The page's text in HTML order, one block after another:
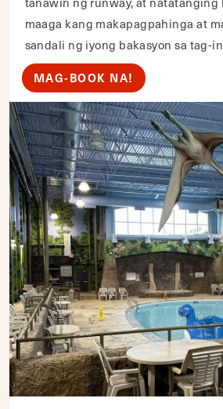
maaga kang makapagpahinga at
sandali ng iyong bakasyon sa tag-
MAG-BOOK NA!